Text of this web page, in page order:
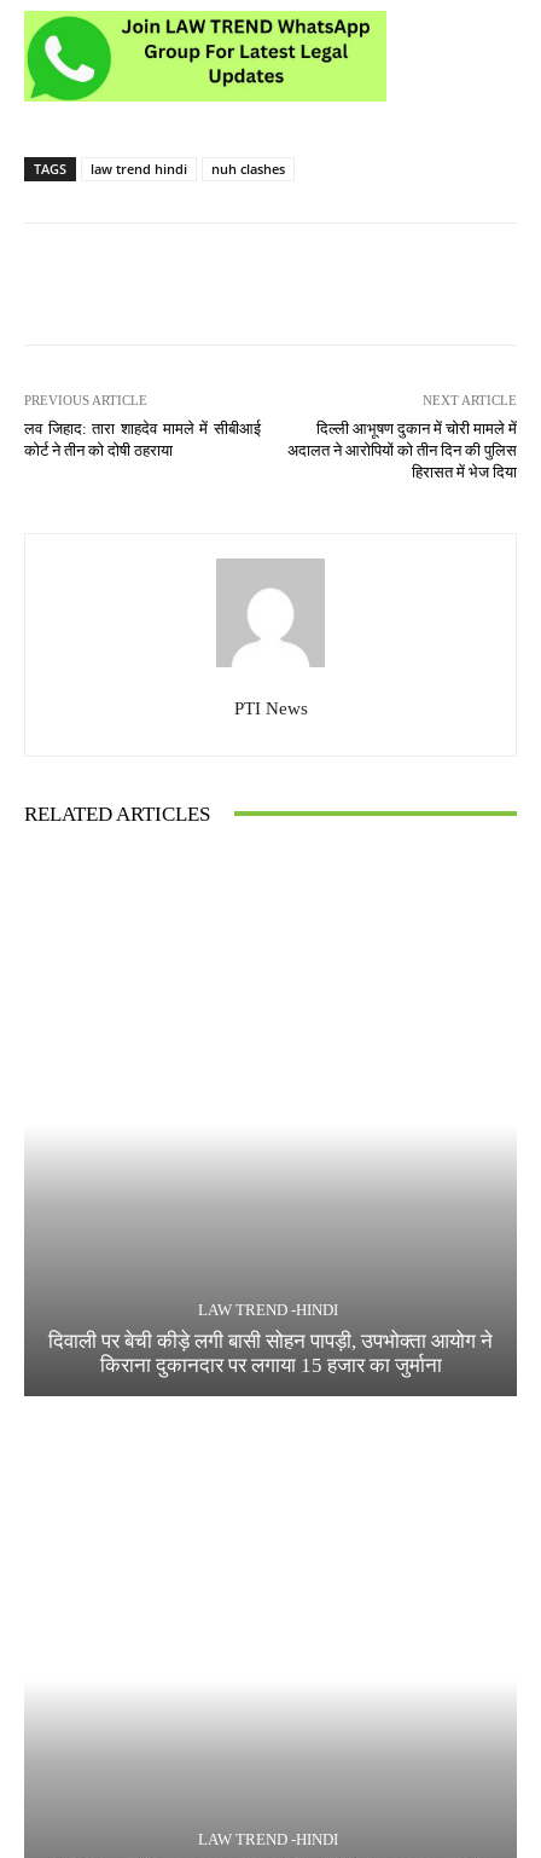
TAGS law trend hindi nuh clashes
PREVIOUS ARTICLE
लव जिहाद: तारा शाहदेव मामले में सीबीआई
कोर्ट ने तीन को दोषी ठहराया
NEXT ARTICLE
दिल्ली आभूषण दुकान में चोरी मामले में
अदालत ने आरोपियों को तीन दिन की पुलिस
हिरासत में भेज दिया
PTI News
RELATED ARTICLES
LAW TREND -HINDI
दिवाली पर बेची कीड़े लगी बासी सोहन पापड़ी, उपभोक्ता आयोग ने
किराना दुकानदार पर लगाया 15 हजार का जुर्माना
LAW TREND -HINDI